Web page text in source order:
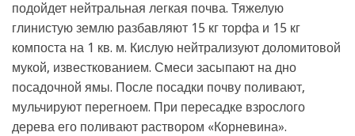
подойдет нейтральная легкая почва. Тяжелую
глинистую землю разбавляют 15 кг торфа и 15 кг
компоста на 1 кв. м. Кислую нейтрализуют доломитовой
мукой, известкованием. Смеси засыпают на дно
посадочной ямы. После посадки почву поливают,
мульчируют перегноем. При пересадке взрослого
дерева его поливают раствором «Корневина».